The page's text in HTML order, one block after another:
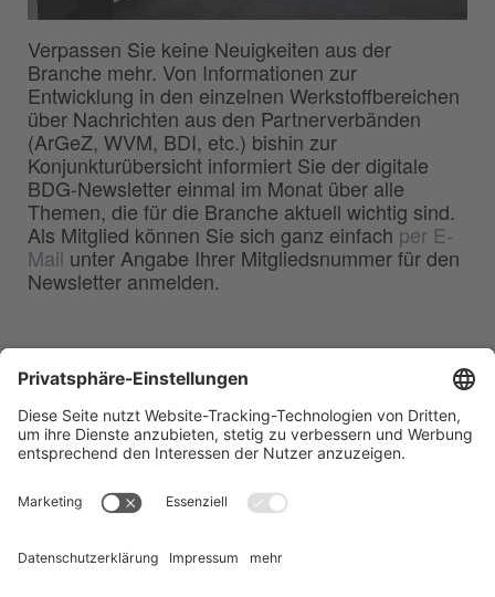
Verpassen Sie keine Neuigkeiten aus der
Branche mehr. Von Informationen zur
Entwicklung in den einzelnen Werkstoffbereichen
über Nachrichten aus den Partnerverbänden
(ArGeZ, WVM, BDI, etc.) bishin zur
Konjunkturübersicht informiert Sie der digitale
BDG-Newsletter einmal im Monat über alle
Themen, die für die Branche aktuell wichtig sind.
Als Mitglied können Sie sich ganz einfach per E-
Mail unter Angabe Ihrer Mitgliedsnummer für den
Newsletter anmelden.
Deutschen Gießerei-Industrie e.V.
40549 Düsseldorf